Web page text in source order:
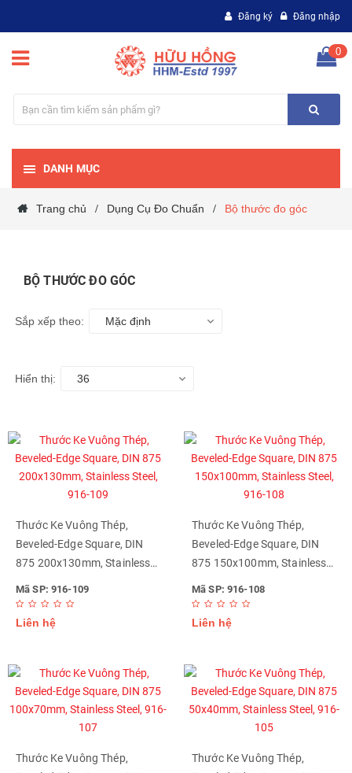
Đăng ký Đăng nhập
0
DANH MỤC
Trang chủ / Dụng Cụ Đo Chuẩn / Bộ thước đo góc
BỘ THƯỚC ĐO GÓC
Sắp xếp theo: Mặc định
Hiển thị: 36
Thước Ke Vuông Thép,
Beveled-Edge Square, DIN
875 200x130mm, Stainless
Steel, 916-109
Mã SP: 916-109
Liên hệ
Thước Ke Vuông Thép,
Beveled-Edge Square, DIN
875 150x100mm, Stainless
Steel, 916-108
Mã SP: 916-108
Liên hệ
Thước Ke Vuông Thép,
Thước Ke Vuông Thép,